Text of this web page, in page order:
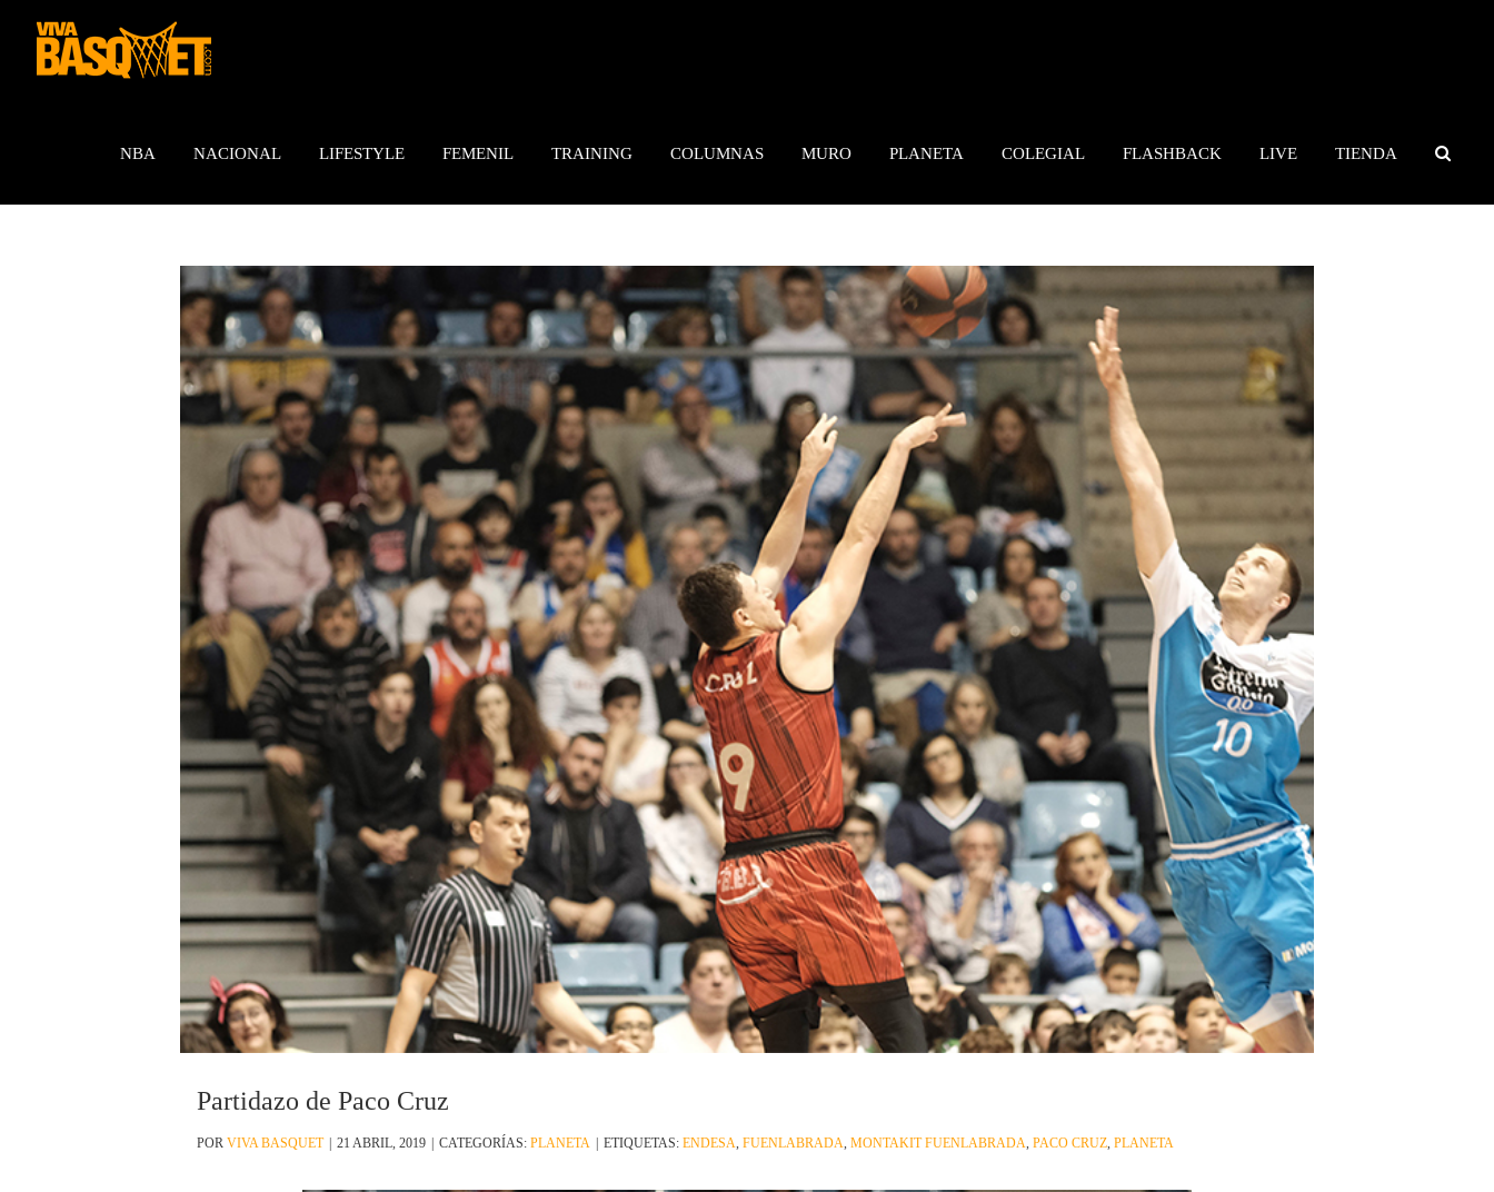
contenido
NBA NACIONAL LIFESTYLE FEMENIL TRAINING COLUMNAS MURO PLANETA COLEGIAL FLASHBACK LIVE TIENDA
Partidazo de Paco Cruz
POR VIVA BASQUET 21 ABRIL, 2019 CATEGORÍAS: PLANETA ETIQUETAS: ENDESA, FUENLABRADA, MONTAKIT FUENLABRADA, PACO CRUZ, PLANETA